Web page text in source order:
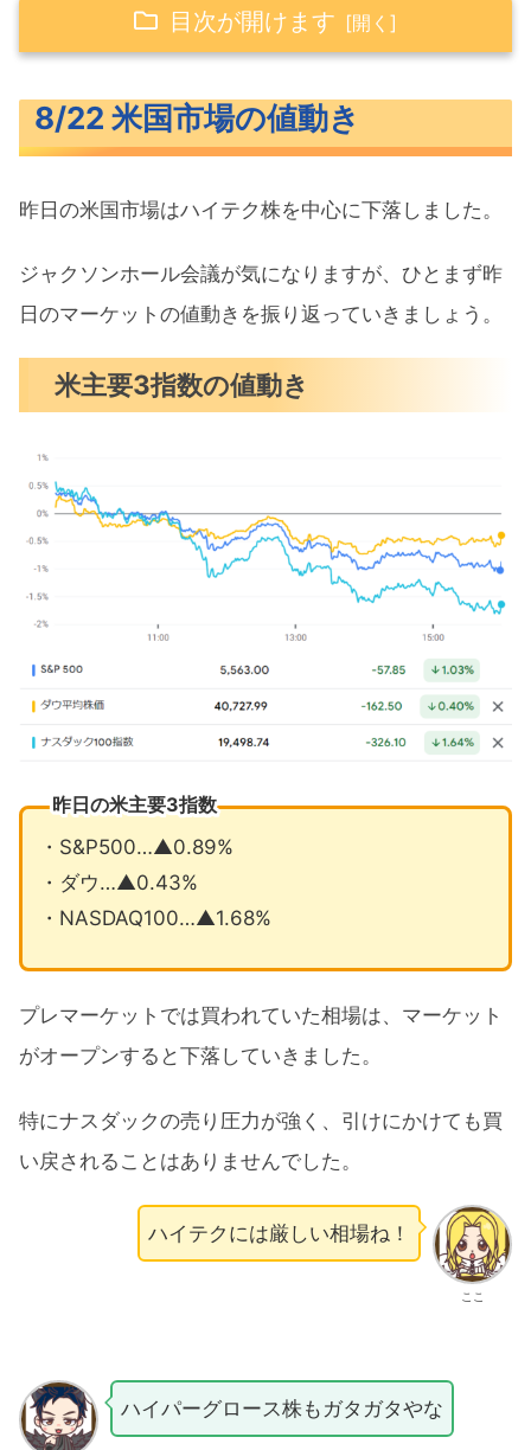
目次が開けます
米主要3指数の値動き
S&P500ヒートマップ
セクター別パフォーマンス
S&P500チャート分析
米国市場のトピックス
2連銀総裁『利下げは漸進的かつ整然と
中国で半導体製造装置の輸入が過去最
8月の注目イベントについて
8/22 米国市場の値動き
昨日の米国市場はハイテク株を中心に下落しました。
ジャクソンホール会議が気になりますが、ひとまず昨
日のマーケットの値動きを振り返っていきましょう。
米主要3指数の値動き
昨日の米主要3指数
・S&P500…▲0.89%
・ダウ…▲0.43%
・NASDAQ100…▲1.68%
プレマーケットでは買われていた相場は、マーケット
がオープンすると下落していきました。
特にナスダックの売り圧力が強く、引けにかけても買
い戻されることはありませんでした。
ここ
ハイテクには厳しい相場ね！
ハイパーグロース株もガタガタやな